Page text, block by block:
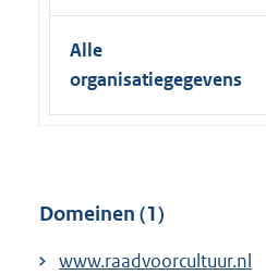
Alle
organisatiegegevens
Domeinen (1)
www.raadvoorcultuur.nl